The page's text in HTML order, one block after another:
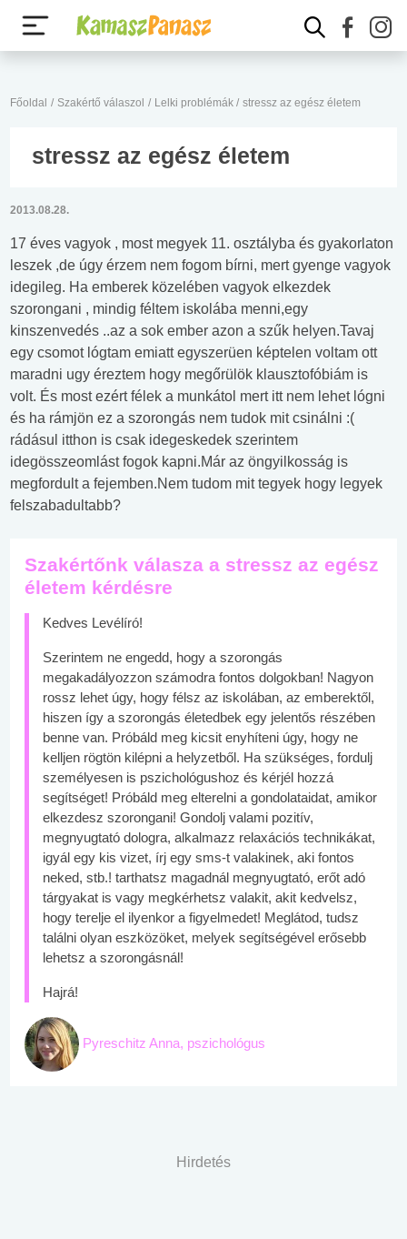
Főoldal / Szakértő válaszol / Lelki problémák / stressz az egész életem
stressz az egész életem
2013.08.28.
17 éves vagyok , most megyek 11. osztályba és gyakorlaton
leszek ,de úgy érzem nem fogom bírni, mert gyenge vagyok
idegileg. Ha emberek közelében vagyok elkezdek
szorongani , mindig féltem iskolába menni,egy
kinszenvedés ..az a sok ember azon a szűk helyen.Tavaj
egy csomot lógtam emiatt egyszerüen képtelen voltam ott
maradni ugy éreztem hogy megőrülök klausztofóbiám is
volt. És most ezért félek a munkátol mert itt nem lehet lógni
és ha rámjön ez a szorongás nem tudok mit csinálni :(
rádásul itthon is csak idegeskedek szerintem
idegösszeomlást fogok kapni.Már az öngyilkosság is
megfordult a fejemben.Nem tudom mit tegyek hogy legyek
felszabadultabb?
Szakértőnk válasza a stressz az egész
életem kérdésre
Kedves Levélíró!
Szerintem ne engedd, hogy a szorongás
megakadályozzon számodra fontos dolgokban! Nagyon
rossz lehet úgy, hogy félsz az iskolában, az emberektől,
hiszen így a szorongás életedbek egy jelentős részében
benne van. Próbáld meg kicsit enyhíteni úgy, hogy ne
kelljen rögtön kilépni a helyzetből. Ha szükséges, fordulj
személyesen is pszichológushoz és kérjél hozzá
segítséget! Próbáld meg elterelni a gondolataidat, amikor
elkezdesz szorongani! Gondolj valami pozitív,
megnyugtató dologra, alkalmazz relaxációs technikákat,
igyál egy kis vizet, írj egy sms-t valakinek, aki fontos
neked, stb.! tarthatsz magadnál megnyugtató, erőt adó
tárgyakat is vagy megkérhetsz valakit, akit kedvelsz,
hogy terelje el ilyenkor a figyelmedet! Meglátod, tudsz
találni olyan eszközöket, melyek segítségével erősebb
lehetsz a szorongásnál!
Hajrá!
Pyreschitz Anna, pszichológus
Hirdetés